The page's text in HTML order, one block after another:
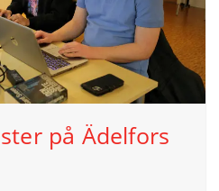
på Ädelfors